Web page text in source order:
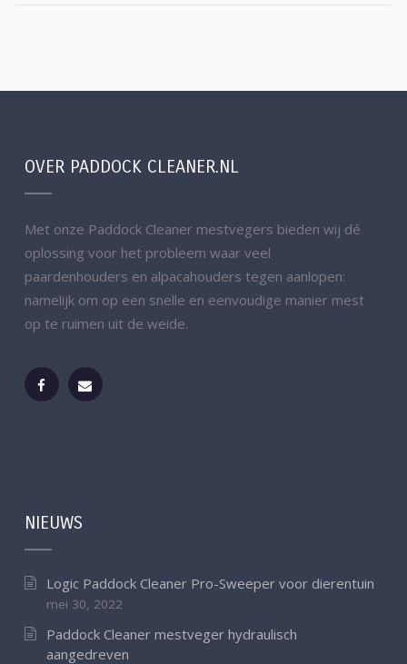
OVER PADDOCK CLEANER.NL
Met onze Paddock Cleaner mestvegers bieden wij dé
oplossing voor het probleem waar veel
paardenhouders en alpacahouders tegen aanlopen:
namelijk om op een snelle en eenvoudige manier mest
op te ruimen uit de weide.
NIEUWS
Logic Paddock Cleaner Pro-Sweeper voor dierentuin
mei 30, 2022
Paddock Cleaner mestveger hydraulisch
aangedreven